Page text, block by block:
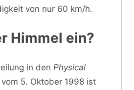
von nur 60 km/h.
Himmel ein?
in den Physical
vom 5. Oktober 1998 ist